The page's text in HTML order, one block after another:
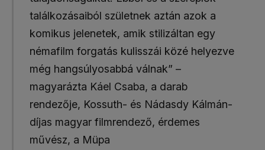
találkozásaiból születnek aztán azok a
komikus jelenetek, amik stilizáltan egy
némafilm forgatás kulisszái közé helyezve
még hangsúlyosabbá válnak” –
magyarázta Káel Csaba, a darab
rendezője, Kossuth- és Nádasdy Kálmán-
díjas magyar filmrendező, érdemes
művész, a Müpa